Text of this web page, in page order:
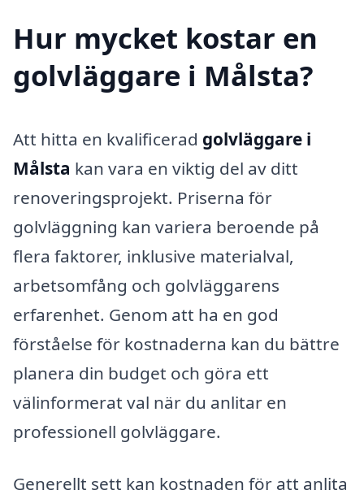
Hur mycket kostar en
golvläggare i Målsta?
Att hitta en kvalificerad golvläggare i
Målsta kan vara en viktig del av ditt
renoveringsprojekt. Priserna för
golvläggning kan variera beroende på
flera faktorer, inklusive materialval,
arbetsomfång och golvläggarens
erfarenhet. Genom att ha en god
förståelse för kostnaderna kan du bättre
planera din budget och göra ett
välinformerat val när du anlitar en
professionell golvläggare.
Generellt sett kan kostnaden för att anlita